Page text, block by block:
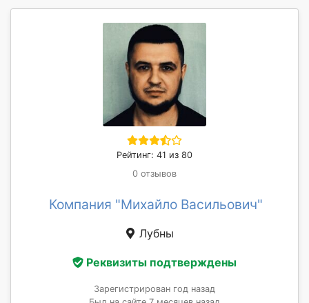
Рейтинг: 41 из 80
0 отзывов
Компания "Михайло Васильович"
Лубны
Реквизиты подтверждены
Зарегистрирован год назад